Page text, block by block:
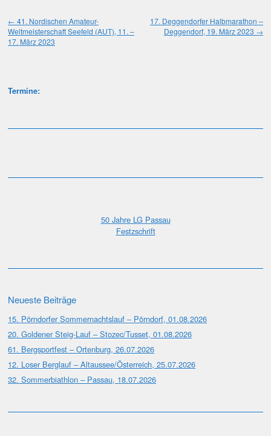
← 41. Nordischen Amateur-
Weltmeisterschaft Seefeld (AUT), 11. –
17. März 2023
17. Deggendorfer Halbmarathon –
Deggendorf, 19. März 2023 →
Termine:
50 Jahre LG Passau
Festzschrift
Neueste Beiträge
15. Pörndorfer Sommernachtslauf – Pörndorf, 01.08.2026
20. Goldener Steig-Lauf – Stozec/Tusset, 01.08.2026
61. Bergsportfest – Ortenburg, 26.07.2026
12. Loser Berglauf – Altaussee/Österreich, 25.07.2026
32. Sommerbiathlon – Passau, 18.07.2026